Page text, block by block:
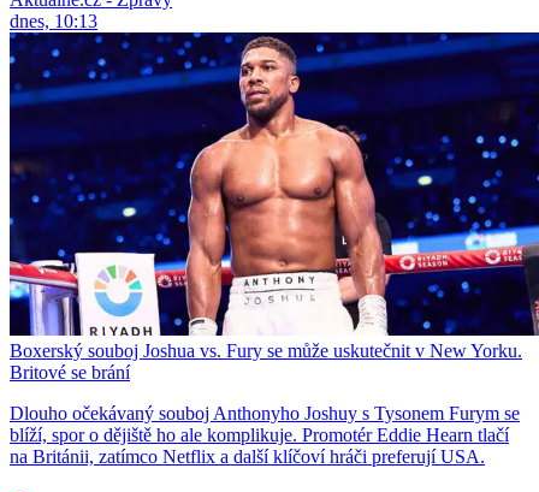
dnes, 10:13
Boxerský souboj Joshua vs. Fury se může uskutečnit v New Yorku.
Britové se brání
Dlouho očekávaný souboj Anthonyho Joshuy s Tysonem Furym se
blíží, spor o dějiště ho ale komplikuje. Promotér Eddie Hearn tlačí
na Británii, zatímco Netflix a další klíčoví hráči preferují USA.